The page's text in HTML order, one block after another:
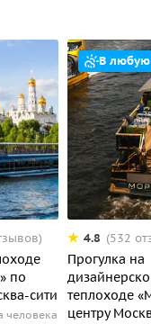
по
сити
человека
В любую
4.8 (532
Прогулка на
теплоходе
центру